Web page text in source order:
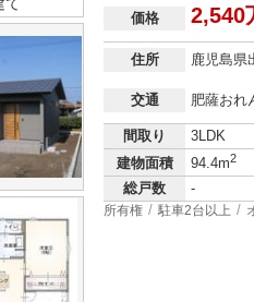
価格 2,540
住所 鹿児島県
交通 肥薩おれ
間取り
3LDK
建物面積
94.4m2
総戸数 -
所有権 駐車2台以上